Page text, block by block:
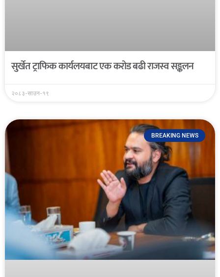
सुर्खेत ट्राफिक कार्यलयबाट एक करोड बढी राजस्व सङ्कलन
२०८३-साउन-१९
BREAKING NEWS